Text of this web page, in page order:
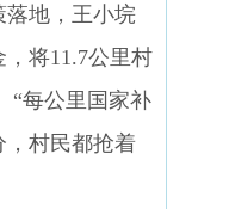
落地，王小垸
将11.7公里村
“每公里国家补
，村民都抢着